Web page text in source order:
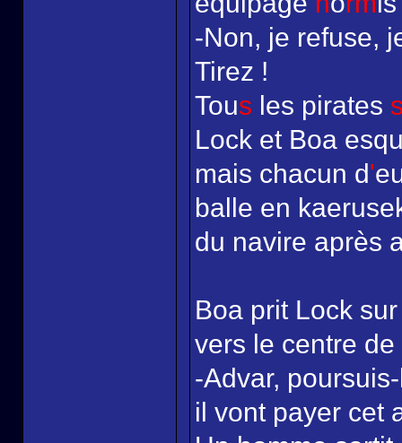
-Non, je refuse,
Tirez !
Tous les pirates
Lock et Boa
mais chacun d'
balle en
du navire après
Boa prit Lock
vers le centre de
-Advar,
il vont payer cet